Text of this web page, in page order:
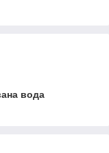
вода